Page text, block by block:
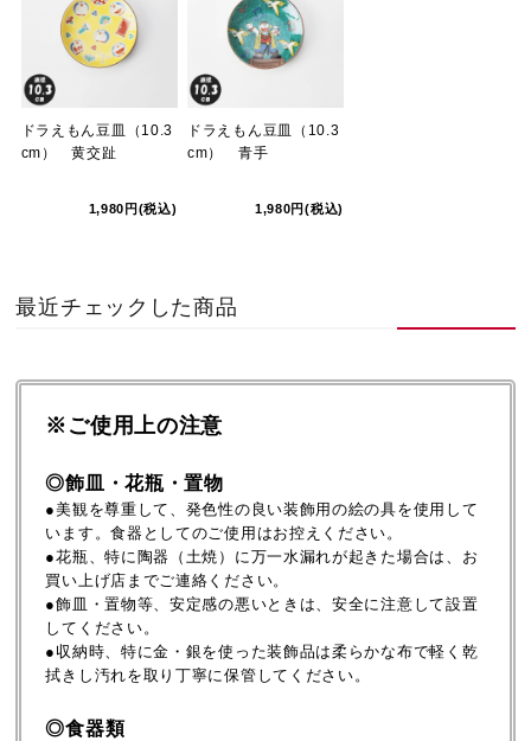
ドラえもん豆皿（10.3
cm） 黄交趾
1,980円(税込)
ドラえもん豆皿（10.3
cm） 青手
1,980円(税込)
最近チェックした商品
※ご使用上の注意
◎飾皿・花瓶・置物
●美観を尊重して、発色性の良い装飾用の絵の具を使用して
います。食器としてのご使用はお控えください。
●花瓶、特に陶器（土焼）に万一水漏れが起きた場合は、お
買い上げ店までご連絡ください。
●飾皿・置物等、安定感の悪いときは、安全に注意して設置
してください。
●収納時、特に金・銀を使った装飾品は柔らかな布で軽く乾
拭きし汚れを取り丁寧に保管してください。
◎食器類